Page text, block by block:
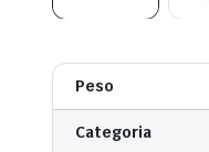
Peso
Categoria